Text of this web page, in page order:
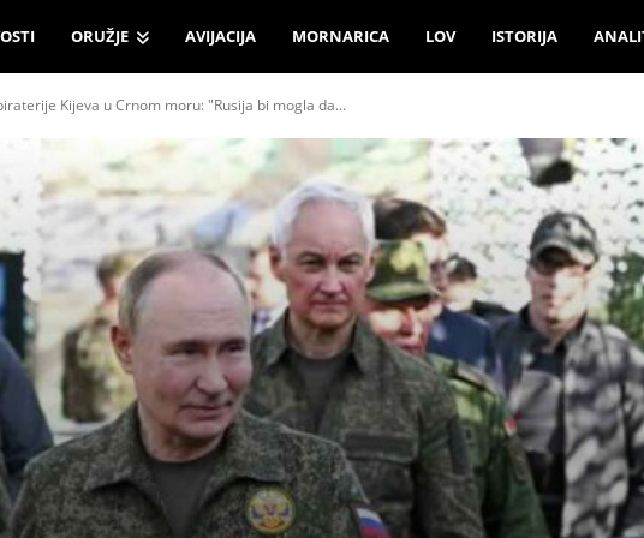
ORUŽJE AVIJACIJA MORNARICA LOV ISTORIJA
Kijeva u Crnom moru: "Rusija bi mogla da...